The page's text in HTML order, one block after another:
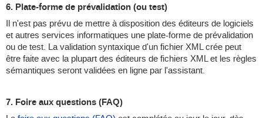
6. Plate-forme de prévalidation (ou test)
Il n'est pas prévu de mettre à disposition des éditeurs de logiciels
et autres services informatiques une plate-forme de prévalidation
ou de test. La validation syntaxique d'un fichier XML crée peut
être faite avec la plupart des éditeurs de fichiers XML et les règles
sémantiques seront validées en ligne par l'assistant.
7. Foire aux questions (FAQ)